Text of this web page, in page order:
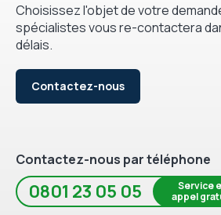
Choisissez l'objet de votre
spécialistes vous re-contactera
délais.
Contactez-nous
Contactez-nous par téléphone
0801 23 05 05
Service
appel